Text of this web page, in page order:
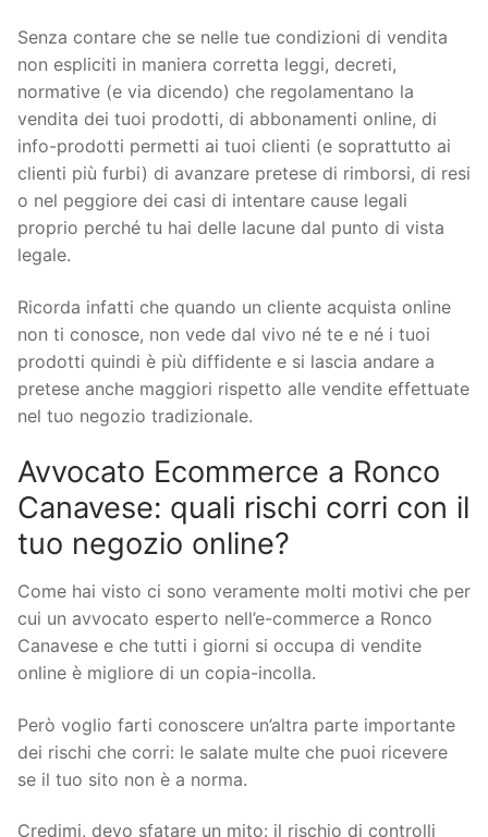
Senza contare che se nelle tue condizioni di vendita
non espliciti in maniera corretta leggi, decreti,
normative (e via dicendo) che regolamentano la
vendita dei tuoi prodotti, di abbonamenti online, di
info-prodotti permetti ai tuoi clienti (e soprattutto ai
clienti più furbi) di avanzare pretese di rimborsi, di resi
o nel peggiore dei casi di intentare cause legali
proprio perché tu hai delle lacune dal punto di vista
legale.
Ricorda infatti che quando un cliente acquista online
non ti conosce, non vede dal vivo né te e né i tuoi
prodotti quindi è più diffidente e si lascia andare a
pretese anche maggiori rispetto alle vendite effettuate
nel tuo negozio tradizionale.
Avvocato Ecommerce a Ronco
Canavese: quali rischi corri con il
tuo negozio online?
Come hai visto ci sono veramente molti motivi che per
cui un avvocato esperto nell’e-commerce a Ronco
Canavese e che tutti i giorni si occupa di vendite
online è migliore di un copia-incolla.
Però voglio farti conoscere un’altra parte importante
dei rischi che corri: le salate multe che puoi ricevere
se il tuo sito non è a norma.
Credimi, devo sfatare un mito: il rischio di controlli